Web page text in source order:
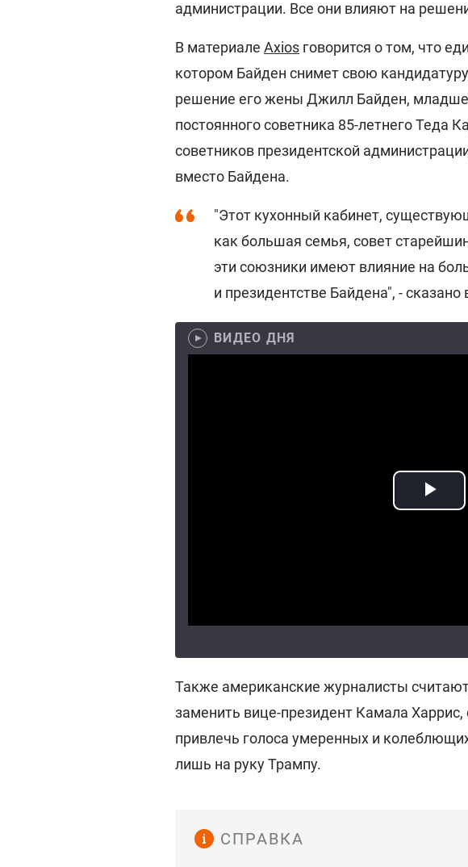
администрации. Все они влияют на
В материале Axios говорится о том, что
котором Байден снимет свою
решение его жены Джилл Байден,
постоянного советника 85-летнего Теда
советников президентской
вместо Байдена.
"Этот кухонный кабинет,
как большая семья, совет
эти союзники имеют влияние на
и президентстве Байдена", - сказано
ВИДЕО ДНЯ
Также американские журналисты
заменить вице-президент Камала
привлечь голоса умеренных и
лишь на руку Трампу.
СПРАВКА